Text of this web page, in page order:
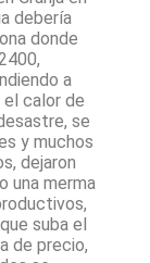
debería
donde
a
el calor de
se
y muchos
dejaron
una merma
suba el
de precio,